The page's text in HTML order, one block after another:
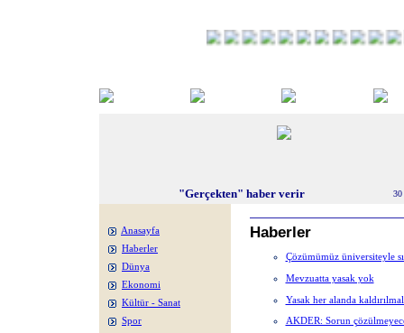
"Gerçekten" haber verir 30
Anasayfa
Haberler
Dünya
Ekonomi
Kültür - Sanat
Spor
Haberler
Çözümümüz üniversiteyle
Mevzuatta yasak yok
Yasak her alanda
AKDER: Sorun